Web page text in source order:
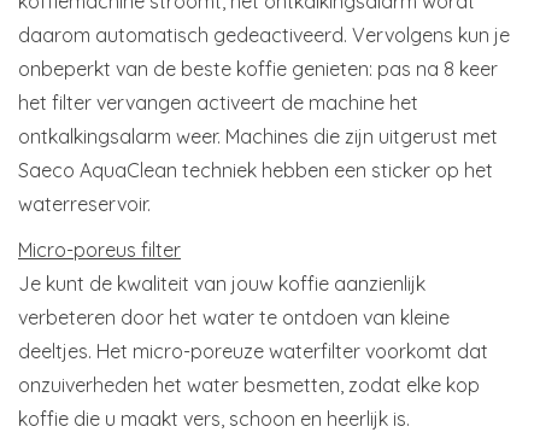
daarom automatisch gedeactiveerd. Vervolgens kun je
onbeperkt van de beste koffie genieten: pas na 8 keer
het filter vervangen activeert de machine het
ontkalkingsalarm weer. Machines die zijn uitgerust met
Saeco AquaClean techniek hebben een sticker op het
waterreservoir.
Micro-poreus filter
Je kunt de kwaliteit van jouw koffie aanzienlijk
verbeteren door het water te ontdoen van kleine
deeltjes. Het micro-poreuze waterfilter voorkomt dat
onzuiverheden het water besmetten, zodat elke kop
koffie die u maakt vers, schoon en heerlijk is.